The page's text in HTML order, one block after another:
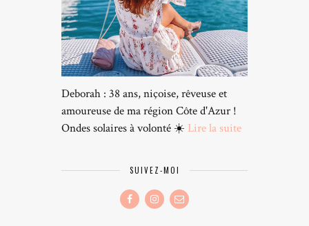
Deborah : 38 ans, niçoise, rêveuse et
amoureuse de ma région Côte d'Azur !
Ondes solaires à volonté ☀️ Lire la suite
SUIVEZ-MOI